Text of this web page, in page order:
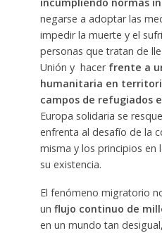
negarse a adoptar las
impedir la muerte y el
personas que tratan de
Unión y hacerfrente a
humanitaria en
campos de refugiados
Europa solidaria se
enfrenta al desafío de la
misma y los principios en
su existencia.
El fenómeno migratorio
un flujo continuo de
en un mundo tan